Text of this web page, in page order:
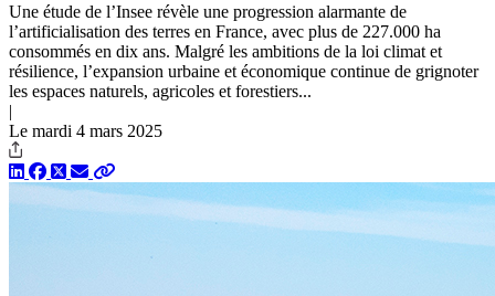
Une étude de l’Insee révèle une progression ­alarmante de
l’artificialisation des terres en France, avec plus de 227.000 ha
consommés en dix ans. Malgré les ­ambitions de la loi climat et
résilience, l’expansion urbaine et ­économique continue de grignoter
les espaces ­naturels, agricoles et forestiers...
|
Le mardi 4 mars 2025